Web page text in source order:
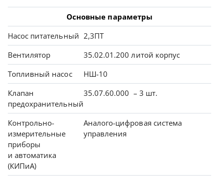
Основные параметры
Насос питательный 2,3ПТ
Вентилятор
35.02.01.200 литой корпус
Топливный насос
НШ-10
Клапан
предохранительный
35.07.60.000 – 3 шт.
Контрольно-
измерительные
приборы
и автоматика
(КИПиА)
Аналого-цифровая система
управления